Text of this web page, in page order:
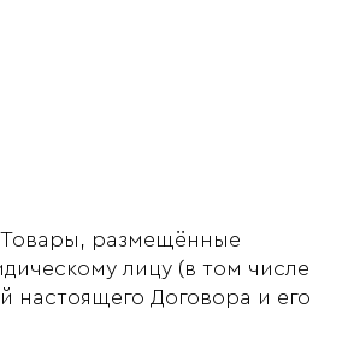
размещённые
лицу (в том числе
настоящего Договора и его